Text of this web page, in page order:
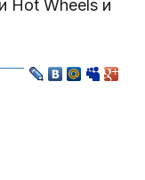
Hot Wheels и